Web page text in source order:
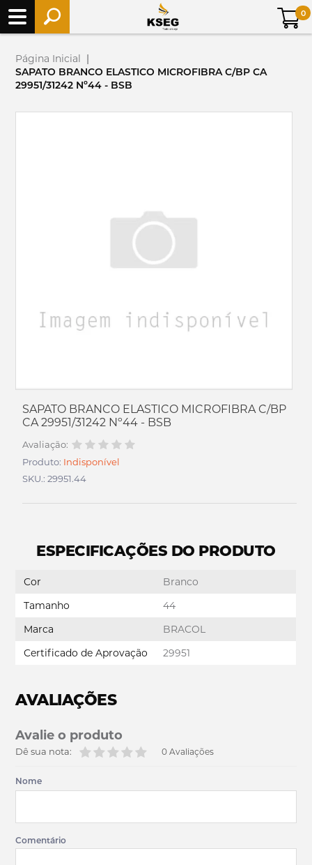
0
Página Inicial |
SAPATO BRANCO ELASTICO MICROFIBRA C/BP CA
29951/31242 Nº44 - BSB
SAPATO BRANCO ELASTICO MICROFIBRA C/BP
CA 29951/31242 Nº44 - BSB
Avaliação:
Produto: Indisponível
SKU.: 29951.44
ESPECIFICAÇÕES DO PRODUTO
Cor
Branco
Tamanho
44
Marca
BRACOL
Certificado de Aprovação
29951
AVALIAÇÕES
Avalie o produto
0 Avaliações
Dê sua nota:
Nome
Comentário